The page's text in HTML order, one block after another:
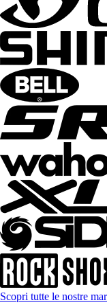
Scopri tutte le nostre